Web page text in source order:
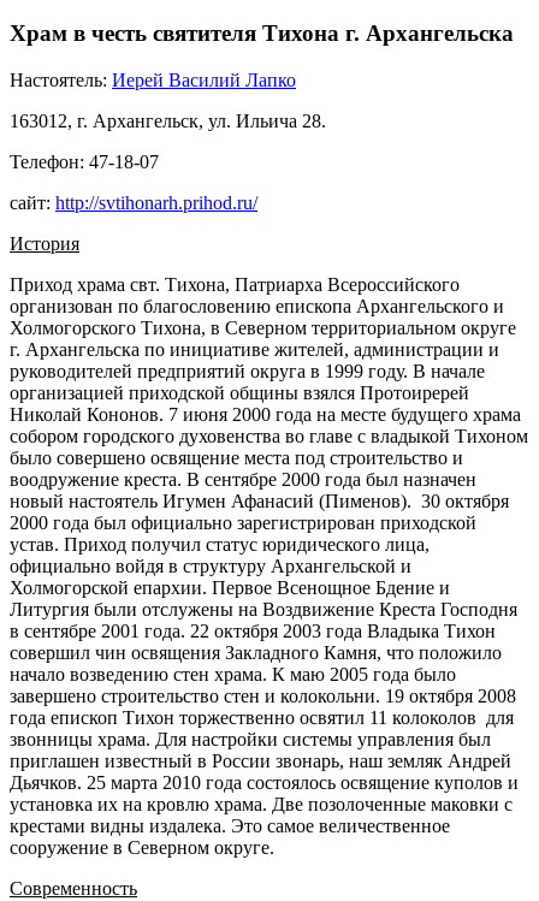
Храм в честь святителя Тихона г. Архангельска
Настоятель: Иерей Василий Лапко
163012, г. Архангельск, ул. Ильича 28.
Телефон: 47-18-07
сайт: http://svtihonarh.prihod.ru/
История
Приход храма свт. Тихона, Патриарха Всероссийского
организован по благословению епископа Архангельского и
Холмогорского Тихона, в Северном территориальном округе
г. Архангельска по инициативе жителей, администрации и
руководителей предприятий округа в 1999 году. В начале
организацией приходской общины взялся Протоиререй
Николай Кононов. 7 июня 2000 года на месте будущего храма
собором городского духовенства во главе с владыкой Тихоном
было совершено освящение места под строительство и
воодружение креста. В сентябре 2000 года был назначен
новый настоятель Игумен Афанасий (Пименов). 30 октября
2000 года был официально зарегистрирован приходской
устав. Приход получил статус юридического лица,
официально войдя в структуру Архангельской и
Холмогорской епархии. Первое Всенощное Бдение и
Литургия были отслужены на Воздвижение Креста Господня
в сентябре 2001 года. 22 октября 2003 года Владыка Тихон
совершил чин освящения Закладного Камня, что положило
начало возведению стен храма. К маю 2005 года было
завершено строительство стен и колокольни. 19 октября 2008
года епископ Тихон торжественно освятил 11 колоколов для
звонницы храма. Для настройки системы управления был
приглашен известный в России звонарь, наш земляк Андрей
Дьячков. 25 марта 2010 года состоялось освящение куполов и
установка их на кровлю храма. Две позолоченные маковки с
крестами видны издалека. Это самое величественное
сооружение в Северном округе.
Современность